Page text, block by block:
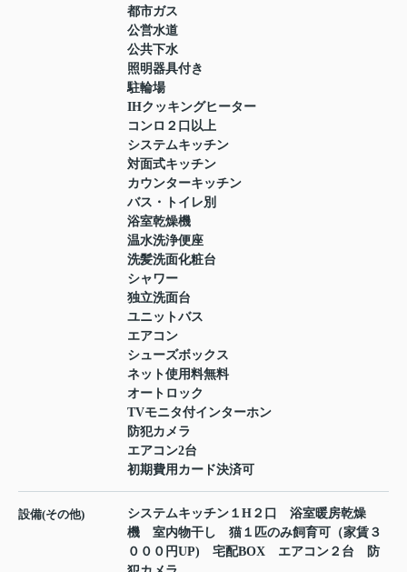
都市ガス
公営水道
公共下水
照明器具付き
駐輪場
IHクッキングヒーター
コンロ２口以上
システムキッチン
対面式キッチン
カウンターキッチン
バス・トイレ別
浴室乾燥機
温水洗浄便座
洗髪洗面化粧台
シャワー
独立洗面台
ユニットバス
エアコン
シューズボックス
ネット使用料無料
オートロック
TVモニタ付インターホン
防犯カメラ
エアコン2台
初期費用カード決済可
設備(その他)
システムキッチン１H２口 浴室暖房乾燥
機 室内物干し 猫１匹のみ飼育可（家賃３
０００円UP) 宅配BOX エアコン２台 防